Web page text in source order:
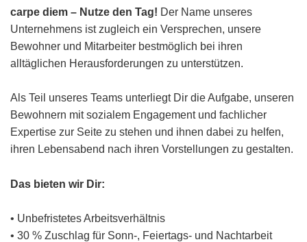
carpe diem – Nutze den Tag! Der Name unseres
Unternehmens ist zugleich ein Versprechen, unsere
Bewohner und Mitarbeiter bestmöglich bei ihren
alltäglichen Herausforderungen zu unterstützen.
Als Teil unseres Teams unterliegt Dir die Aufgabe, unseren
Bewohnern mit sozialem Engagement und fachlicher
Expertise zur Seite zu stehen und ihnen dabei zu helfen,
ihren Lebensabend nach ihren Vorstellungen zu gestalten.
Das bieten wir Dir:
• Unbefristetes Arbeitsverhältnis
• 30 % Zuschlag für Sonn-, Feiertags- und Nachtarbeit